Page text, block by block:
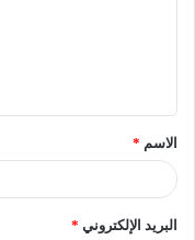
الاسم *
البريد الإلكتروني *